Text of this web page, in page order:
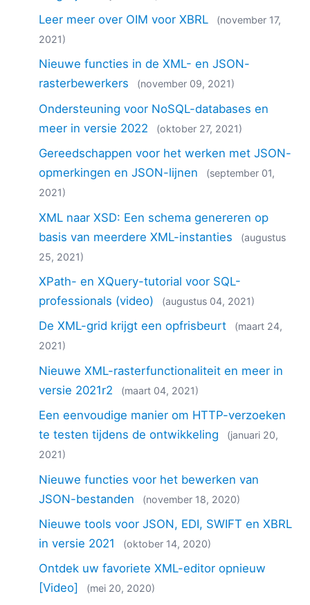
Leer meer over OIM voor XBRL
(november 17,
2021)
Nieuwe functies in de XML- en JSON-
rasterbewerkers
(november 09, 2021)
Ondersteuning voor NoSQL-databases en
meer in versie 2022
(oktober 27, 2021)
Gereedschappen voor het werken met JSON-
opmerkingen en JSON-lijnen
(september 01,
2021)
XML naar XSD: Een schema genereren op
basis van meerdere XML-instanties
(augustus
25, 2021)
XPath- en XQuery-tutorial voor SQL-
professionals (video)
(augustus 04, 2021)
De XML-grid krijgt een opfrisbeurt
(maart 24,
2021)
Nieuwe XML-rasterfunctionaliteit en meer in
versie 2021r2
(maart 04, 2021)
Een eenvoudige manier om HTTP-verzoeken
te testen tijdens de ontwikkeling
(januari 20,
2021)
Nieuwe functies voor het bewerken van
JSON-bestanden
(november 18, 2020)
Nieuwe tools voor JSON, EDI, SWIFT en XBRL
in versie 2021
(oktober 14, 2020)
Ontdek uw favoriete XML-editor opnieuw
[Video]
(mei 20, 2020)